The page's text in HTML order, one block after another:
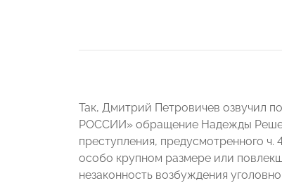
Так, Дмитрий Петровичев озвучил
РОССИИ» обращение Надежды
преступления, предусмотренного
особо крупном размере или
незаконность возбуждения